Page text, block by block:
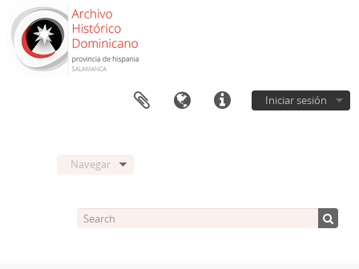
Iniciar sesión
Navegar